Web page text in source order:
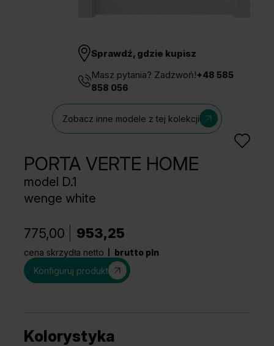
Sprawdź, gdzie kupisz
Masz pytania? Zadzwoń!+48 585
858 056
Zobacz inne modele z tej kolekcji
PORTA VERTE HOME
model D.1
wenge white
775,00 953,25
cena skrzydła netto
brutto pln
Konfiguruj produkt
Kolorystyka